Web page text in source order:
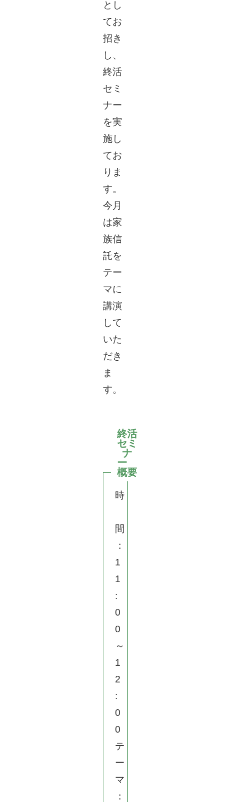
とし
てお
招き
し、
終活
セミ
ナー
を実
施し
てお
りま
す。
今月
は家
族信
託を
テー
マに
講演
して
いた
だき
ま
す。
終活
セミ
ナ
ー
概要
時
間
：
1
1
:
0
0
～
1
2
:
0
0
テ
ー
マ
：